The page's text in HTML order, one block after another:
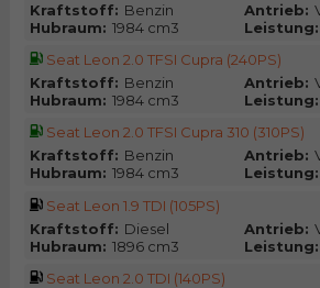
Kraftstoff: Benzin Antrieb:
Hubraum: 1984 cm3 Leistung:
Seat Leon 2.0 TFSI Cupra (240PS)
Kraftstoff: Benzin Antrieb:
Hubraum: 1984 cm3 Leistung:
Seat Leon 2.0 TFSI Cupra 310 (310PS)
Kraftstoff: Benzin Antrieb:
Hubraum: 1984 cm3 Leistung:
Seat Leon 1.9 TDI (105PS)
Kraftstoff: Diesel Antrieb:
Hubraum: 1896 cm3 Leistung:
Seat Leon 2.0 TDI (140PS)